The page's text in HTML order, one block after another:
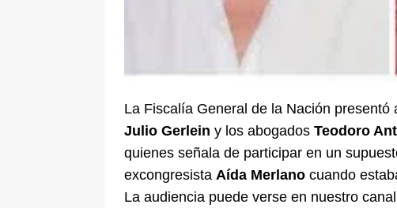
La Fiscalía General de la Nación
Julio Gerlein y los abogados Teodoro
quienes señala de participar en un
excongresista Aída Merlano cuando
La audiencia puede verse en nuestro canal